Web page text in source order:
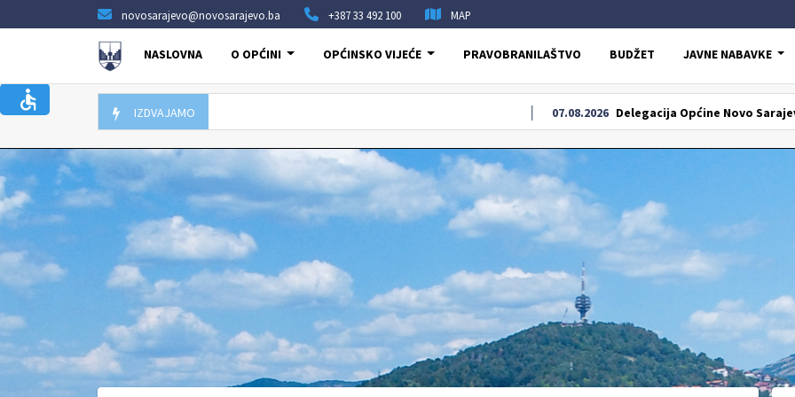
novosarajevo@novosarajevo.ba +387 33 492 100 MAP
NASLOVNA O OPĆINI OPĆINSKO VIJEĆE PRAVOBRANILAŠTVO BUDŽET JAVNE NABAVKE
IZDVAJAMO Delegacija Općine Novo Sarajevo odala